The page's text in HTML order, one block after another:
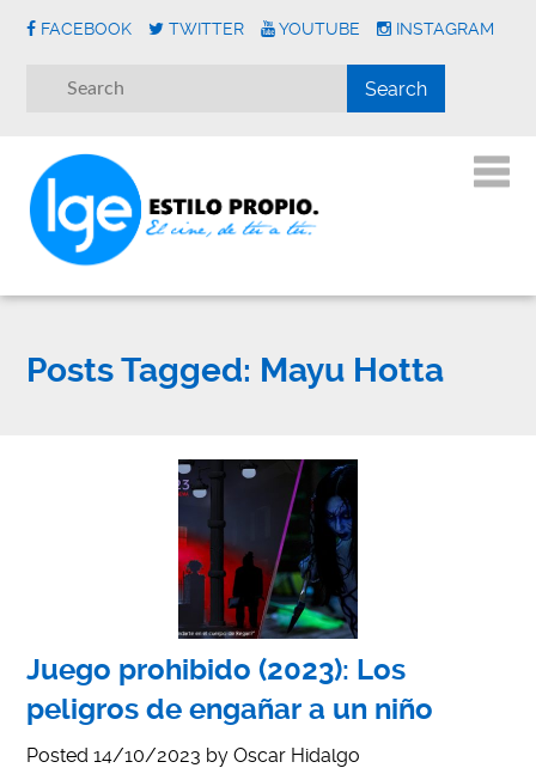
FACEBOOK TWITTER YOUTUBE INSTAGRAM
Posts Tagged: Mayu Hotta
Juego prohibido (2023): Los
peligros de engañar a un niño
Posted14/10/2023 byOscar Hidalgo